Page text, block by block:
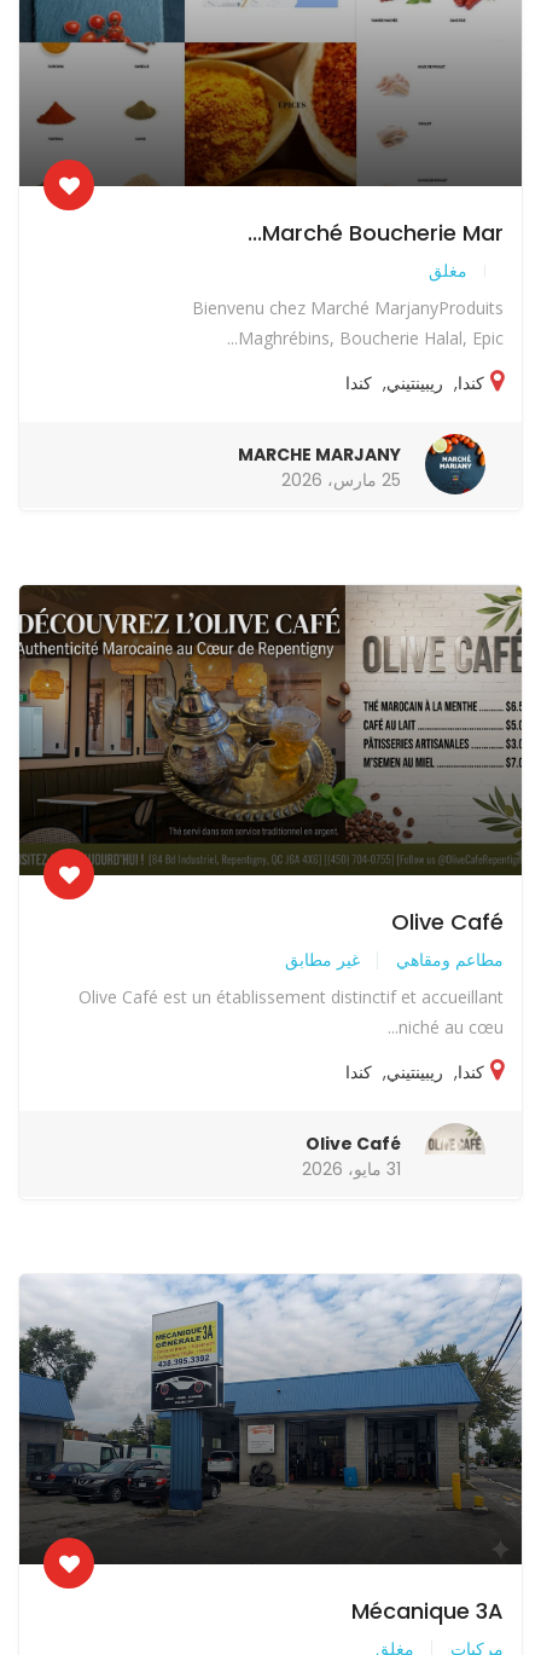
Marché Boucherie Mar...
مغلق
Bienvenu chez Marché MarjanyProduits
Maghrébins, Boucherie Halal, Epic...
كندا, ريبينتيني, كندا
MARCHE MARJANY
25 مارس، 2026
Olive Café
مطاعم ومقاهي غير مطابق
Olive Café est un établissement distinctif et accueillant
niché au cœu...
كندا, ريبينتيني, كندا
Olive Café
31 مايو، 2026
Mécanique 3A
مركبات مغلق